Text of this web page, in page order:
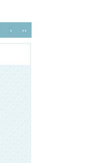
› ››